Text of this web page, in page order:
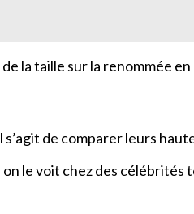
la taille sur la renommée en
de comparer leurs
le voit chez des